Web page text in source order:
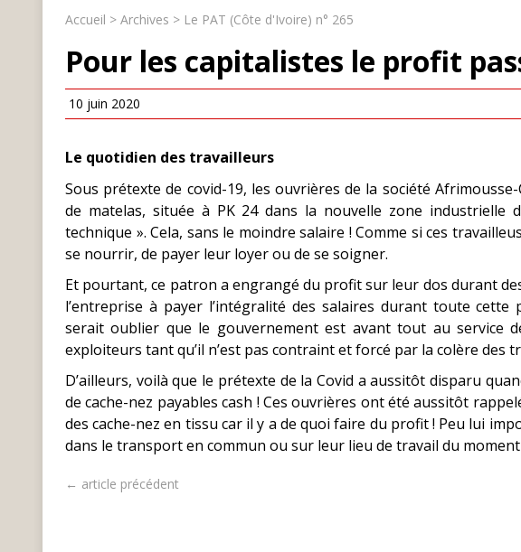
Accueil > Archives > Le PAT (Côte d'Ivoire) n° 265
Pour les capitalistes le profit
10 juin 2020
Le quotidien des travailleurs
Sous prétexte de covid-19, les ouvrières de la société
de matelas, située à PK 24 dans la nouvelle zone industrielle
technique ». Cela, sans le moindre salaire ! Comme si ces
se nourrir, de payer leur loyer ou de se soigner.
Et pourtant, ce patron a engrangé du profit sur leur dos durant
l’entreprise à payer l’intégralité des salaires durant toute cette
serait oublier que le gouvernement est avant tout au service
exploiteurs tant qu’il n’est pas contraint et forcé par la colère des
D’ailleurs, voilà que le prétexte de la Covid a aussitôt disparu
de cache-nez payables cash ! Ces ouvrières ont été aussitôt
des cache-nez en tissu car il y a de quoi faire du profit ! Peu lui
dans le transport en commun ou sur leur lieu de travail du moment
← article précédent